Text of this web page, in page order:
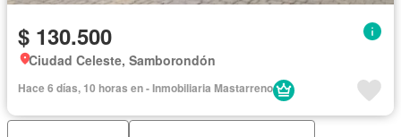
$ 130.500
Ciudad Celeste, Samborondón
Hace 6 días, 10 horas en - Inmobiliaria Mastarreno